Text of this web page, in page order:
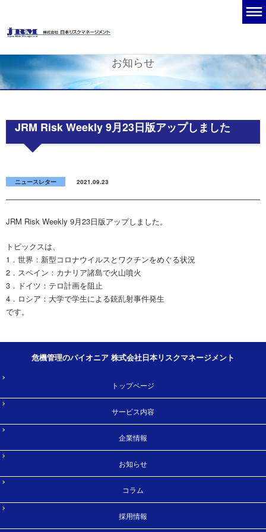
お知らせ
JRM Risk Weekly 9月23日版アップしました
ニュースレター 2021.09.23
JRM Risk Weekly 9月23日版アップしました。
トピックスは、
1．世界：新型コロナウイルスとワクチンをめぐる状況
2．スペイン：カナリア諸島で火山噴火
3．ドイツ：テロ計画を阻止
4．ロシア：大学で学生による銃乱射事件発生
です。
危機管理のパイオニア 株式会社日本リスクマネージメント
トップページ
サービス内容
企業情報
お知らせ
コラム
採用情報